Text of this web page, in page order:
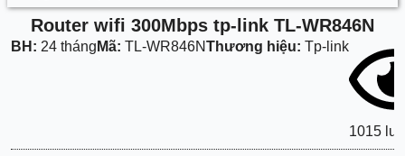
Router wifi 300Mbps tp-link TL-WR846N
BH: 24 tháng Mã: TL-WR846NThương hiệu: Tp-link
1015